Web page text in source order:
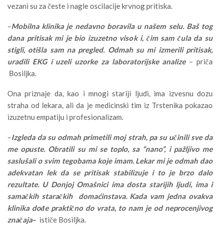
vezani su za česte i nagle oscilacije krvnog pritiska.
–Mobilna klinika je nedavno boravila u našem selu. Baš tog
dana pritisak mi je bio izuzetno visok i, čim sam čula da su
stigli, otišla sam na pregled. Odmah su mi izmerili pritisak,
uradili EKG i uzeli uzorke za laboratorijske analize – priča
Bosiljka.
Ona priznaje da, kao i mnogi stariji ljudi, ima izvesnu dozu
straha od lekara, ali da je medicinski tim iz Trstenika pokazao
izuzetnu empatiju i profesionalizam.
–Izgleda da su odmah primetili moj strah, pa su učinili sve da
me opuste. Obratili su mi se toplo, sa “nano”, i pažljivo me
saslušali o svim tegobama koje imam. Lekar mi je odmah dao
adekvatan lek da se pritisak stabilizuje i to je brzo dalo
rezultate. U Donjoj Omašnici ima dosta starijih ljudi, ima i
samačkih staračkih domaćinstava. Kada vam jedna ovakva
klinika dođe praktično do vrata, to nam je od neprocenjivog
značaja– ističe Bosiljka.